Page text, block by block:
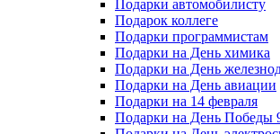
Подарки автомобилисту
Подарок коллеге
Подарки программистам
Подарки на День химика
Подарки на День
Подарки на День авиации
Подарки на 14 февраля
Подарки на День Победы